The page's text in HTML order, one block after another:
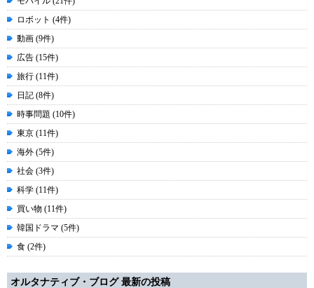
ロボット (4件)
動画 (9件)
広告 (15件)
旅行 (11件)
日記 (8件)
時事問題 (10件)
東京 (11件)
海外 (5件)
社会 (3件)
科学 (11件)
買い物 (11件)
韓国ドラマ (5件)
食 (2件)
オルタナティブ・ブログ 最新の投稿